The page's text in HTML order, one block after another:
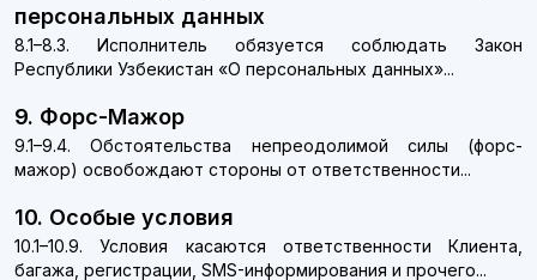
персональных данных
8.1–8.3. Исполнитель обязуется соблюдать Закон
Республики Узбекистан «О персональных данных»...
9. Форс-Мажор
9.1–9.4. Обстоятельства непреодолимой силы (форс-
мажор) освобождают стороны от ответственности...
10. Особые условия
10.1–10.9. Условия касаются ответственности Клиента,
багажа, регистрации, SMS-информирования и прочего...